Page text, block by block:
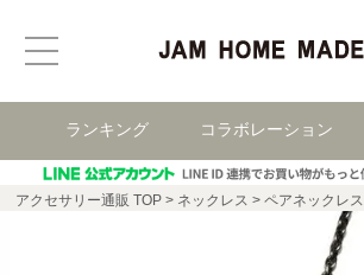
ランキング コラボレーション
アクセサリー通販 TOP ネックレス ペアネックレス